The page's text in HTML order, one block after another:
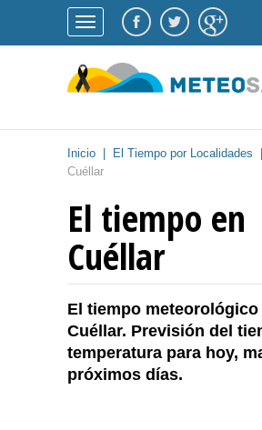
Inicio El Tiempo por Localidades
Cuéllar
El tiempo en
Cuéllar
El tiempo meteorológico
Cuéllar. Previsión del
temperatura para hoy,
próximos días.